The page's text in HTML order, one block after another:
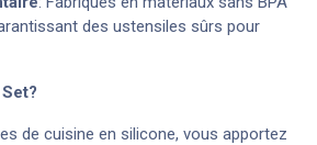
des ustensiles sûrs pour
de cuisine en silicone, vous apportez